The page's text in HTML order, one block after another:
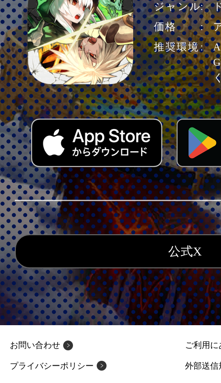
ジャンル
価格
推奨環境
公式X
お問い合わせ ご利用
プライバシーポリシー 外部送信